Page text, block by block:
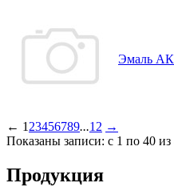
Эмаль
← 1 23456789...12 →
Показаны записи: с 1 по 40 из
Продукция